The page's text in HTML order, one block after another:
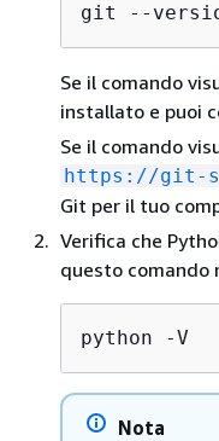
git --
Se il comando
installato e puoi
Se il comando
https://git-
Git per il tuo
Verifica che
questo comando
python -V
Nota